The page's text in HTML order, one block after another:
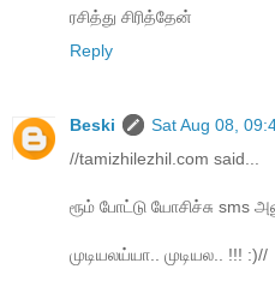
ரசித்து சிரித்தேன்
Reply
Beski
Sat Aug 08,
//tamizhilezhil.com said...
ரூம் போட்டு யோசிச்சு sms
முடியலய்யா.. முடியல.. !!! :)//